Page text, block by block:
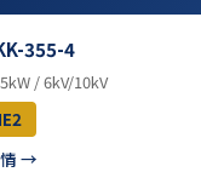
355-4
/ 6kV/10kV
IE2
→